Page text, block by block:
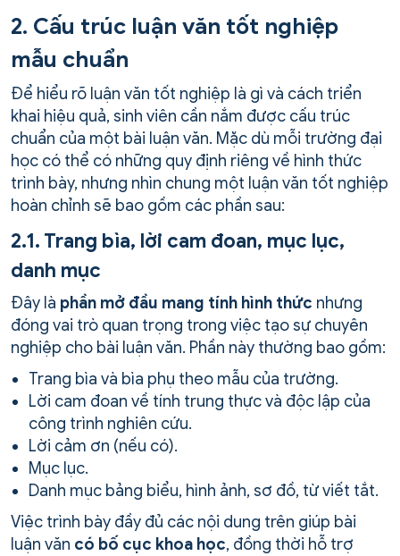
2. Cấu trúc luận văn tốt nghiệp
mẫu chuẩn
Để hiểu rõ luận văn tốt nghiệp là gì và cách triển
khai hiệu quả, sinh viên cần nắm được cấu trúc
chuẩn của một bài luận văn. Mặc dù mỗi trường đại
học có thể có những quy định riêng về hình thức
trình bày, nhưng nhìn chung một luận văn tốt nghiệp
hoàn chỉnh sẽ bao gồm các phần sau:
2.1. Trang bìa, lời cam đoan, mục lục,
danh mục
Đây là phần mở đầu mang tính hình thức nhưng
đóng vai trò quan trọng trong việc tạo sự chuyên
nghiệp cho bài luận văn. Phần này thường bao gồm:
Trang bìa và bìa phụ theo mẫu của trường.
Lời cam đoan về tính trung thực và độc lập của
công trình nghiên cứu.
Lời cảm ơn (nếu có).
Mục lục.
Danh mục bảng biểu, hình ảnh, sơ đồ, từ viết tắt.
Việc trình bày đầy đủ các nội dung trên giúp bài
luận văn có bố cục khoa học, đồng thời hỗ trợ